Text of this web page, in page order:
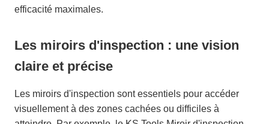
efficacité maximales.
Les miroirs d'inspection : une vision
claire et précise
Les miroirs d'inspection sont essentiels pour accéder
visuellement à des zones cachées ou difficiles à